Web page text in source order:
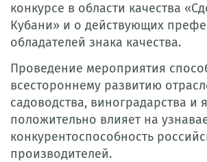
конкурсе в области качества
Кубани» и о действующих
обладателей знака качества.
Проведение мероприятия
всестороннему развитию
садоводства, виноградарства и
положительно влияет на
конкурентоспособность
производителей.